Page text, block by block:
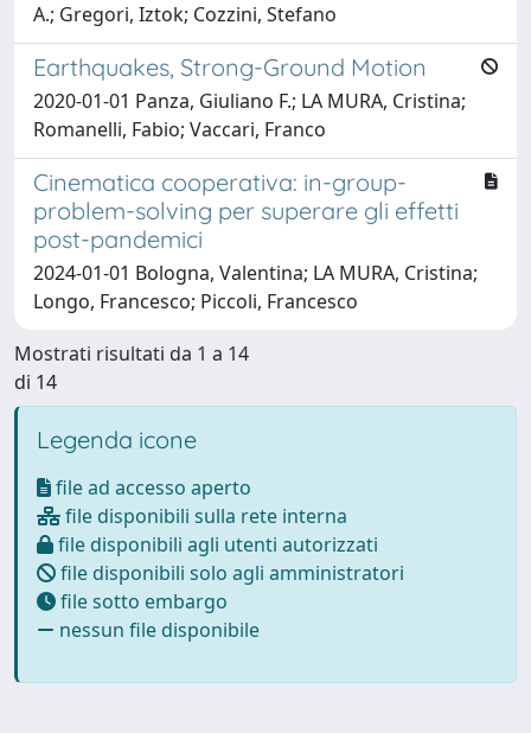
A.; Gregori, Iztok; Cozzini, Stefano
Earthquakes, Strong-Ground Motion
2020-01-01 Panza, Giuliano F.; LA MURA, Cristina;
Romanelli, Fabio; Vaccari, Franco
Cinematica cooperativa: in-group-
problem-solving per superare gli effetti
post-pandemici
2024-01-01 Bologna, Valentina; LA MURA, Cristina;
Longo, Francesco; Piccoli, Francesco
Mostrati risultati da 1 a 14
di 14
Legenda icone
file ad accesso aperto
file disponibili sulla rete interna
file disponibili agli utenti autorizzati
file disponibili solo agli amministratori
file sotto embargo
nessun file disponibile